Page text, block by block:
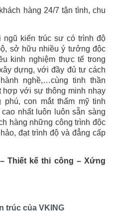
hàng 24/7 tận tình, chu
ngũ kiến trúc sư có trình độ
sở hữu nhiều ý tưởng độc
kinh nghiệm thực tế trong
dựng, với đầy đủ tư cách
nghề,…cùng tinh thần
hợp với sự thông minh nhạy
phú, con mắt thẩm mỹ tinh
nhất luôn luôn sẵn sàng
hàng những công trình độc
đạt trình độ và đẳng cấp
Thiết kế thi công – Xứng
trúc của VKING